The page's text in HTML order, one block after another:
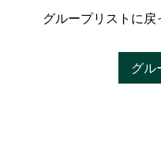
グループリストに
グル